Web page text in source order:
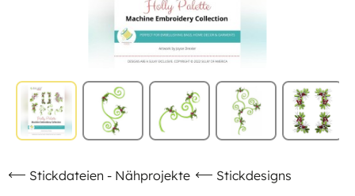
Stickdateien - Nähprojekte Stickdesigns